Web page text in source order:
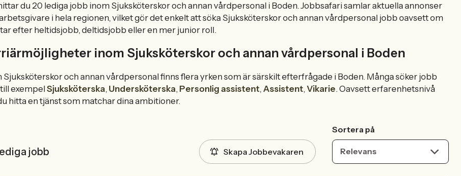
du 20 lediga jobb inom Sjuksköterskor och annan vårdpersonal i Boden. Jobbsafari samlar aktuella annonser
i hela regionen, vilket gör det enkelt att söka Sjuksköterskor och annan vårdpersonal jobb oavsett om
efter heltidsjobb, deltidsjobb eller en mer junior roll.
inom Sjuksköterskor och annan vårdpersonal i Boden
Sjuksköterskor och annan vårdpersonal finns flera yrken som är särskilt efterfrågade i Boden. Många söker jobb
exempelSjuksköterska, Undersköterska, Personlig assistent,Assistent,Vikarie. Oavsett erfarenhetsnivå
hitta en tjänst som matchar dina ambitioner.
jobb Skapa Jobbevakaren
Sortera på
Relevans